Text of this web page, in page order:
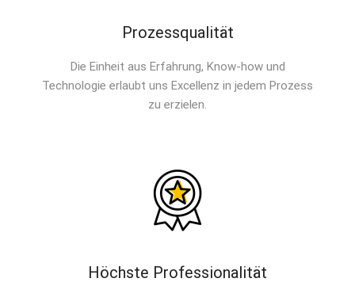
Prozessqualität
Die Einheit aus Erfahrung, Know-how und
Technologie erlaubt uns Excellenz in jedem Prozess
zu erzielen.
Höchste Professionalität